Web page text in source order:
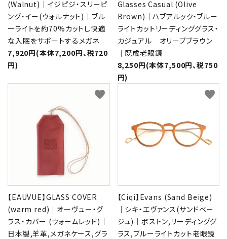
(Walnut)｜イジピジ・スリーピ
ング・イー(ウォルナット)｜ブル
ーライトを約70%カットし快適
な入眠をサポートするメガネ
7,920円(本体7,200円、税720
円)
Glasses Casual (Olive
Brown)｜ハブアルック・ブルー
ライトカットリーディンググラス・
カジュアル オリーブブラウン
｜既成老眼鏡
8,250円(本体7,500円、税750
円)
【EAUVUE】GLASS COVER
(warm red)｜オーヴュー・グ
ラス・カバー (ウォームレッド)｜
日本製,羊革,メガネケース,グラ
favorite
【Ciqi】Evans (Sand Beige)
｜シキ・エヴァンス(サンドベー
ジュ)｜ボストン,リーディンググ
ラス,ブルーライトカット老眼鏡
favorite